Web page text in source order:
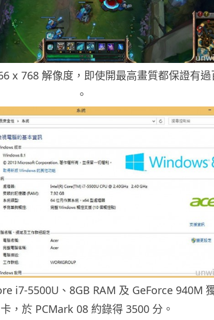
x 768 解像度，即使開最高畫質都保證有
。
i7-5500U、8GB RAM 及 GeForce 940M
，於 PCMark 08 約錄得 3500 分。